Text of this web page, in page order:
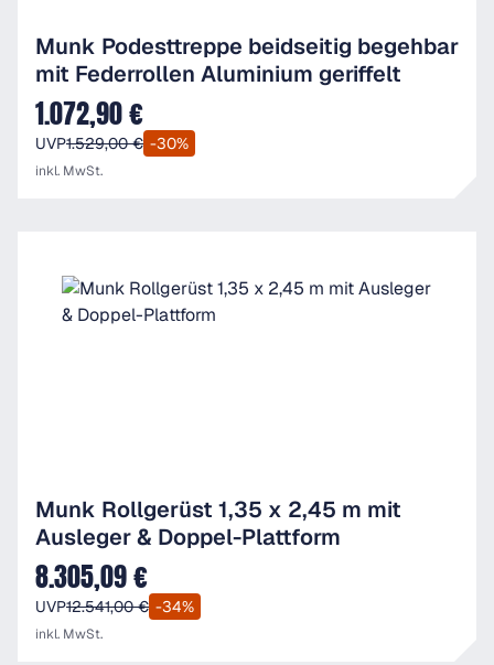
Munk Podesttreppe beidseitig begehbar
mit Federrollen Aluminium geriffelt
Verkaufspreis:
1.072,90 €
UVP1.529,00 € -30%
inkl. MwSt.
Munk Rollgerüst 1,35 x 2,45 m mit
Ausleger & Doppel-Plattform
Verkaufspreis:
8.305,09 €
UVP12.541,00 € -34%
inkl. MwSt.